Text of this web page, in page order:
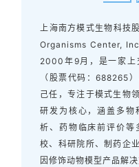
上海南方模式生物科技
Organisms Center,
2000年9月，是一家上
（股票代码：688265
己任，专注于模式生物
研发为核心，涵盖多物
析、药物临床前评价等
校、科研院所、制药企
因修饰动物模型产品解决